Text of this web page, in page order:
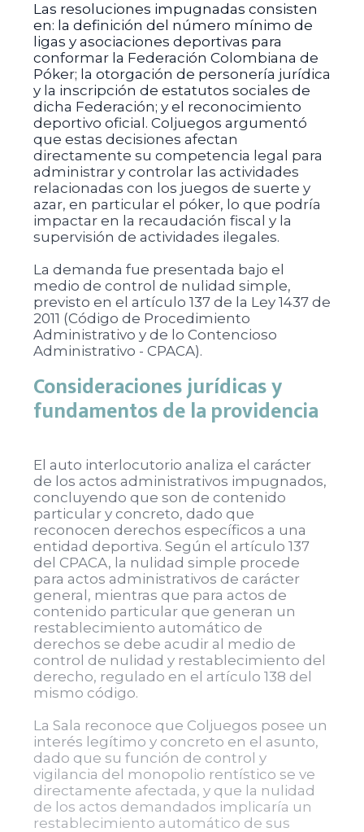
Las resoluciones impugnadas consisten
en: la definición del número mínimo de
ligas y asociaciones deportivas para
conformar la Federación Colombiana de
Póker; la otorgación de personería jurídica
y la inscripción de estatutos sociales de
dicha Federación; y el reconocimiento
deportivo oficial. Coljuegos argumentó
que estas decisiones afectan
directamente su competencia legal para
administrar y controlar las actividades
relacionadas con los juegos de suerte y
azar, en particular el póker, lo que podría
impactar en la recaudación fiscal y la
supervisión de actividades ilegales.
La demanda fue presentada bajo el
medio de control de nulidad simple,
previsto en el artículo 137 de la Ley 1437 de
2011 (Código de Procedimiento
Administrativo y de lo Contencioso
Administrativo - CPACA).
Consideraciones jurídicas y
fundamentos de la providencia
El auto interlocutorio analiza el carácter
de los actos administrativos impugnados,
concluyendo que son de contenido
particular y concreto, dado que
reconocen derechos específicos a una
entidad deportiva. Según el artículo 137
del CPACA, la nulidad simple procede
para actos administrativos de carácter
general, mientras que para actos de
contenido particular que generan un
restablecimiento automático de
derechos se debe acudir al medio de
control de nulidad y restablecimiento del
derecho, regulado en el artículo 138 del
mismo código.
La Sala reconoce que Coljuegos posee un
interés legítimo y concreto en el asunto,
dado que su función de control y
vigilancia del monopolio rentístico se ve
directamente afectada, y que la nulidad
de los actos demandados implicaría un
restablecimiento automático de sus